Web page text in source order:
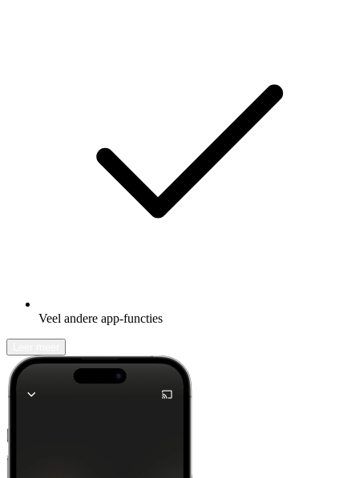
Veel andere app-functies